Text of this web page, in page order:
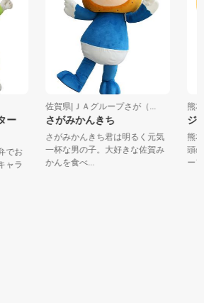
ー
お
ラ
佐賀県|ＪＡグループさが（...
さがみかんきち
さがみかんきち君は明るく元気
一杯な男の子。大好きな佐賀み
かんを食べ...
熊本
ジ
熊本
頭の
ーフ